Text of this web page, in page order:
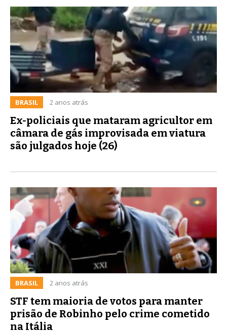
BRASIL 2 anos atrás
Ex-policiais que mataram agricultor em
câmara de gás improvisada em viatura
são julgados hoje (26)
BRASIL 2 anos atrás
STF tem maioria de votos para manter
prisão de Robinho pelo crime cometido
na Itália